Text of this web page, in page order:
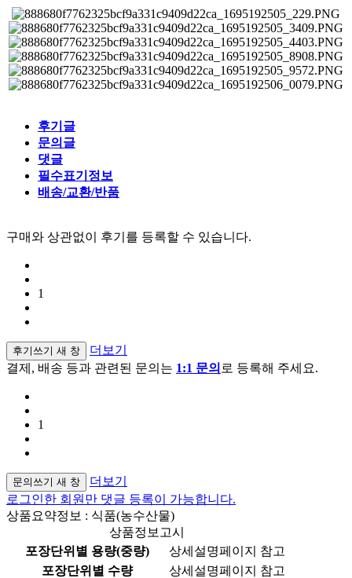
후기글
문의글
댓글
필수표기정보
배송/교환/반품
구매와 상관없이 후기를 등록할 수 있습니다.
1
후기쓰기 새 창
더보기
결제, 배송 등과 관련된 문의는 1:1 문의 로 등록해 주세요.
1
문의쓰기 새 창
더보기
로그인한 회원만 댓글 등록이 가능합니다.
상품요약정보 : 식품(농수산물)
상품정보고시
포장단위별 용량(중량)
상세설명페이지 참고
포장단위별 수량
상세설명페이지 참고